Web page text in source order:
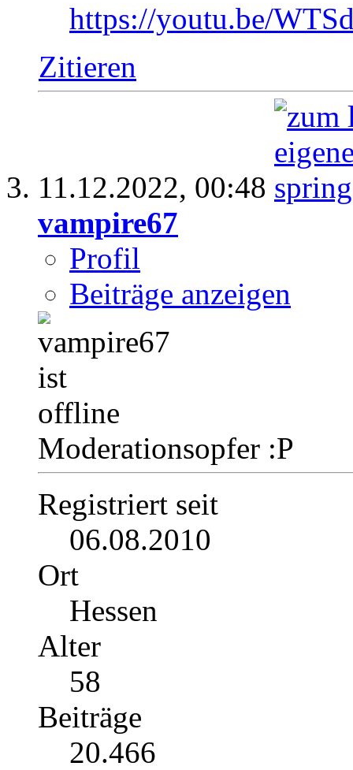
https://youtu.be/
Zitieren
11.12.2022, 00:48
vampire67
Profil
Beiträge anzeigen
Moderationsopfer :P
Registriert seit
06.08.2010
Ort
Hessen
Alter
58
Beiträge
20.466